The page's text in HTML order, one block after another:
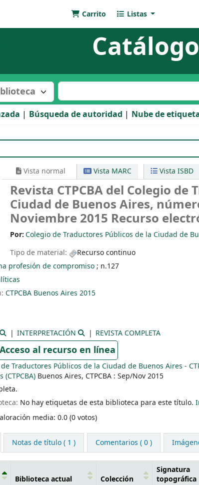
Mitre
Carrito Listas
por: Buscar en el catálogo
Búsqueda de autoridad Nube de
Vista normal Vista MARC Vista ISBD
Revista CTPCBA del Colegio
Ciudad de Buenos Aires,
Noviembre 2015 Recurso
Por:Colegio de Traductores Públicos de la Ciudad de
Tipo de material:
Recurso continuo
profesión de compromiso; n.127
CTPCBA Buenos Aires 2015
INTERPRETACIÓN
REVISTA COMPLETA
Acceso al recurso en línea
Traductores Públicos de la Ciudad de Buenos Aires -
Buenos Aires, CTPCBA : Sep/Nov 2015
No hay etiquetas de esta biblioteca para este título.
media: 0.0 (0 votos)
Notas de título ( 1 ) Comentarios ( 0 )
Biblioteca actual Colección
Signatura
topográfica